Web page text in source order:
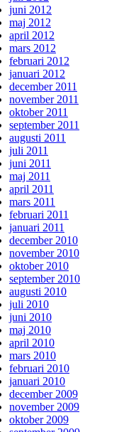
juni 2012
maj 2012
april 2012
mars 2012
februari 2012
januari 2012
december 2011
november 2011
oktober 2011
september 2011
augusti 2011
juli 2011
juni 2011
maj 2011
april 2011
mars 2011
februari 2011
januari 2011
december 2010
november 2010
oktober 2010
september 2010
augusti 2010
juli 2010
juni 2010
maj 2010
april 2010
mars 2010
februari 2010
januari 2010
december 2009
november 2009
oktober 2009